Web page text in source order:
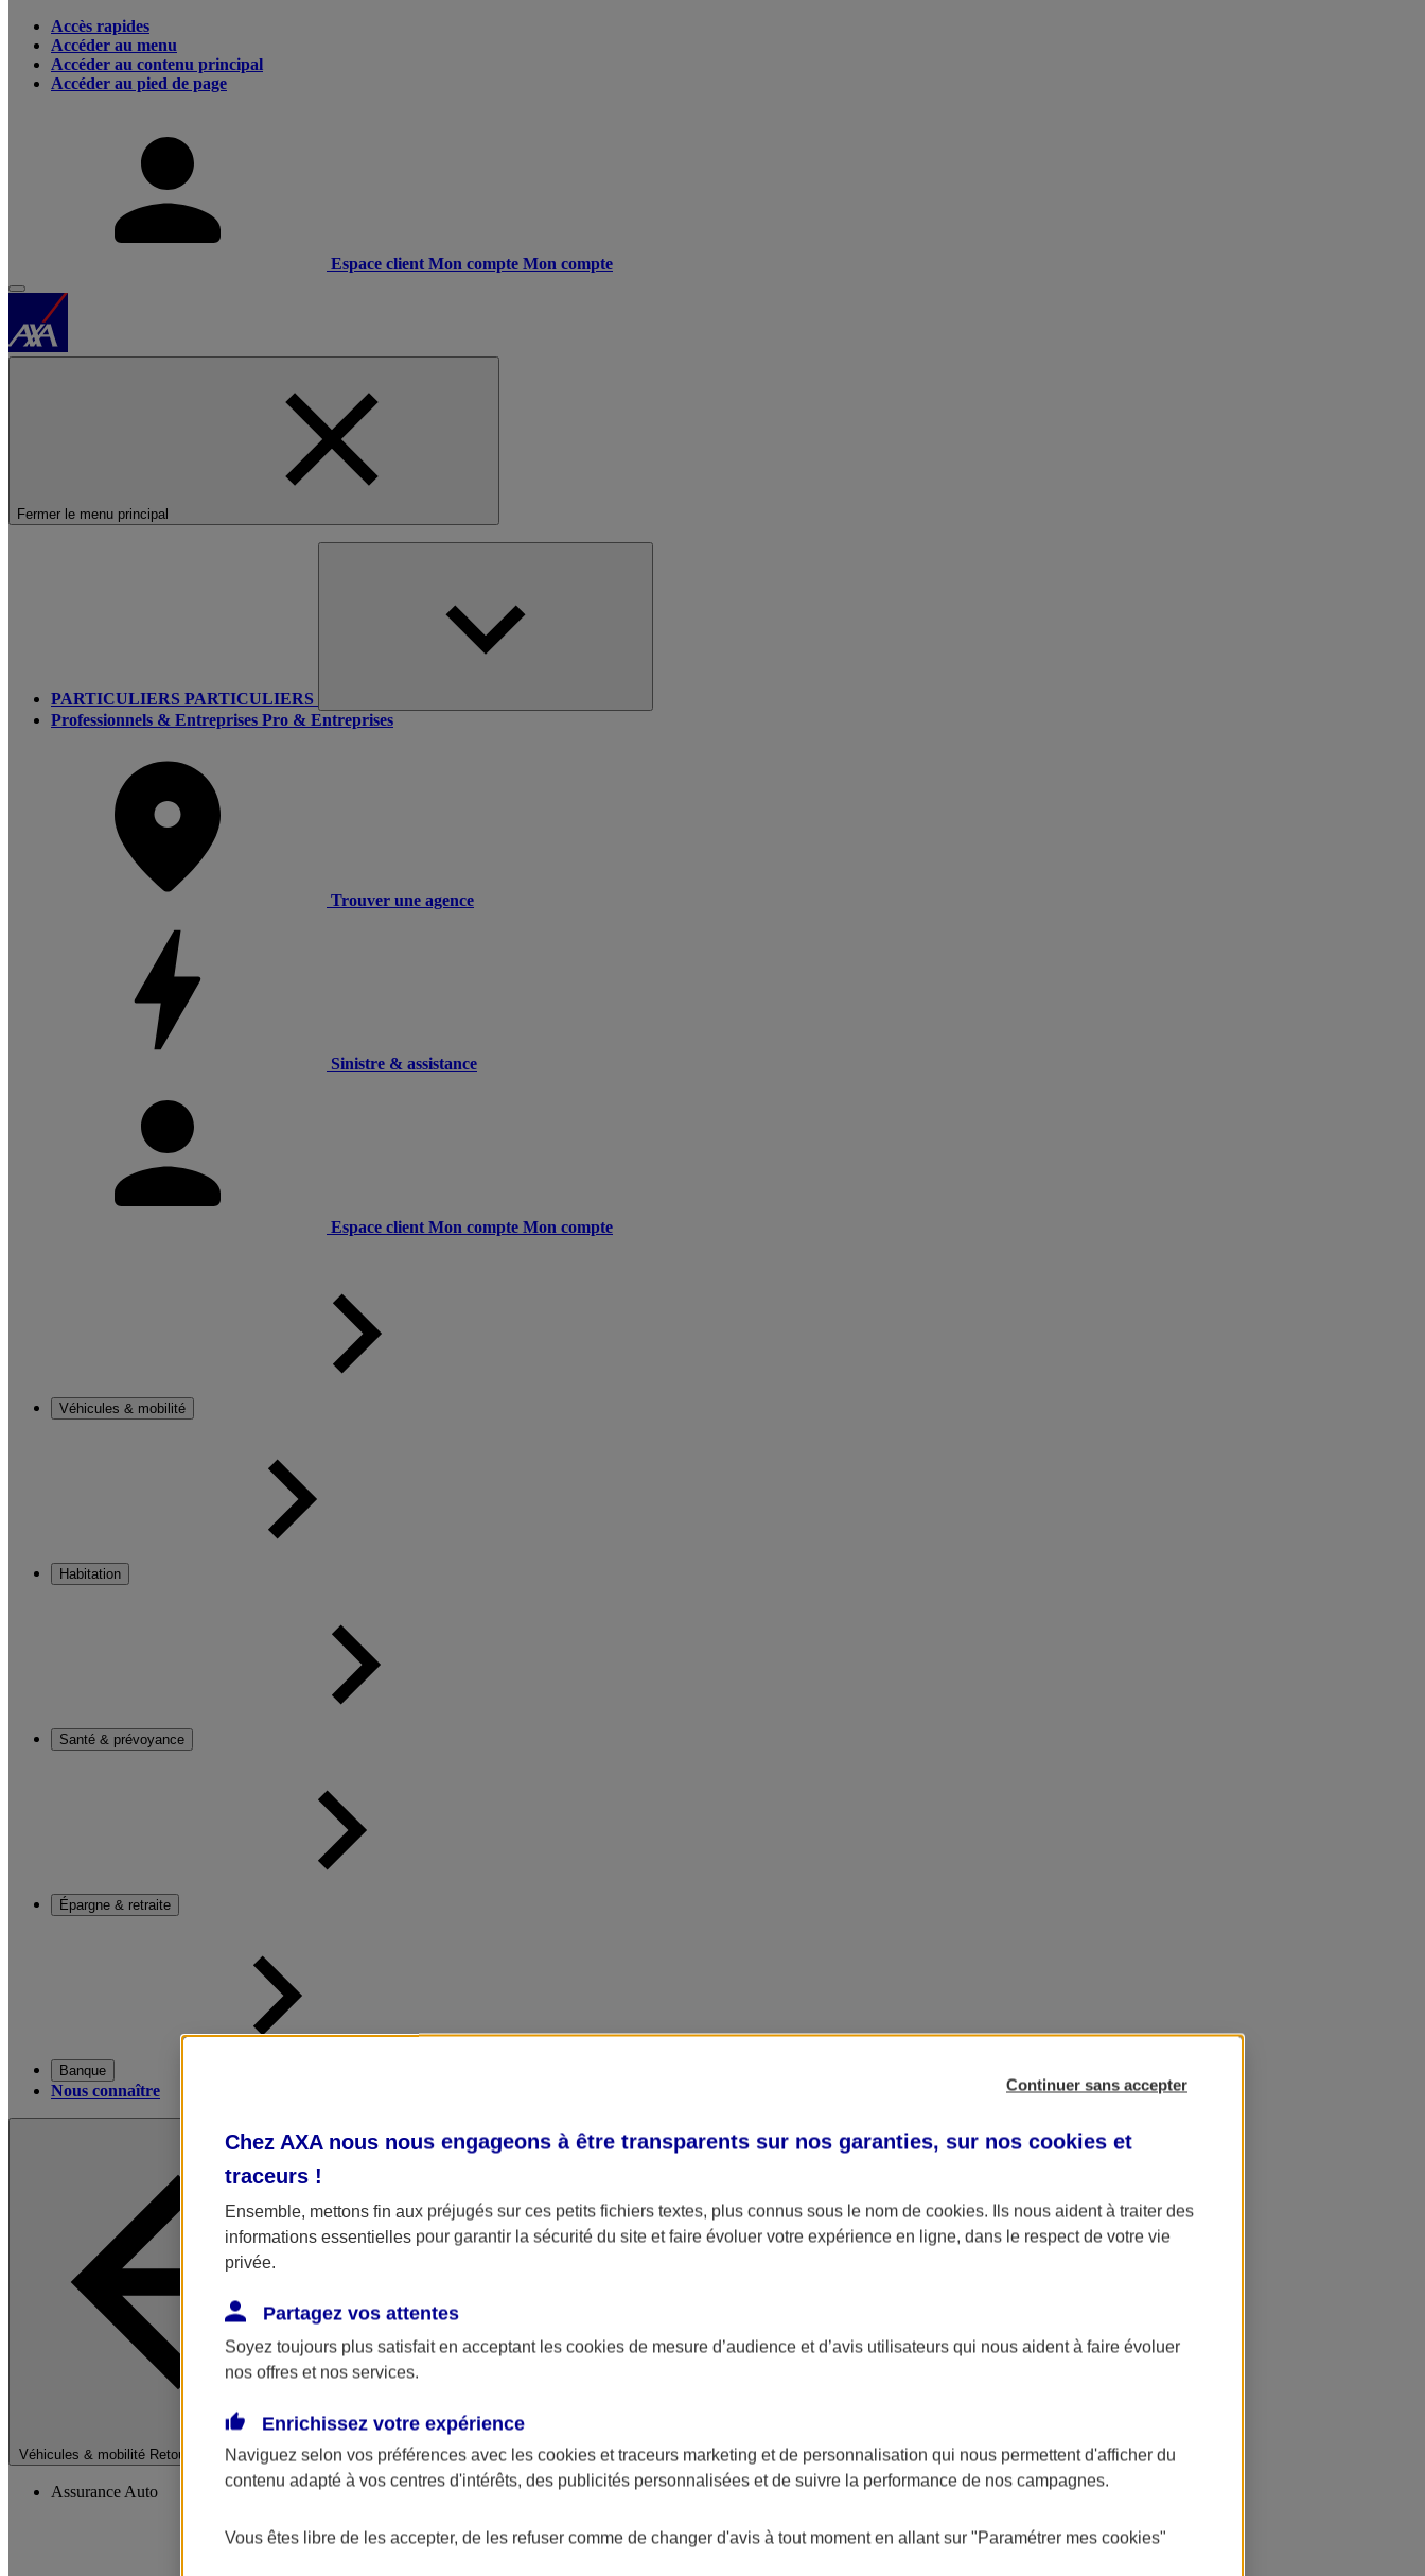
Accès rapides
Accéder au menu
Accéder au contenu principal
Accéder au pied de page
Espace client Mon compte Mon compte
Fermer le menu principal
PARTICULIERS PARTICULIERS
Professionnels & Entreprises Pro & Entreprises
Trouver une agence
Sinistre & assistance
Espace client Mon compte Mon compte
Véhicules & mobilité
Habitation
Santé & prévoyance
Épargne & retraite
Banque
Nous connaître
Véhicules & mobilité Retour à la section précédente
Fermer le menu principal
Assurance Auto
Continuer sans accepter
Chez AXA nous nous engageons à être transparents sur nos garanties, sur nos cookies et
traceurs !
Ensemble, mettons fin aux préjugés sur ces petits fichiers textes, plus connus sous le nom de cookies. Ils nous aident à traiter des
informations essentielles pour garantir la sécurité du site et faire évoluer votre expérience en ligne, dans le respect de votre vie
privée.
Partagez vos attentes
Soyez toujours plus satisfait en acceptant les cookies de mesure d’audience et d’avis utilisateurs qui nous aident à faire évoluer
nos offres et nos services.
Enrichissez votre expérience
Naviguez selon vos préférences avec les cookies et traceurs marketing et de personnalisation qui nous permettent d'afficher du
contenu adapté à vos centres d'intérêts, des publicités personnalisées et de suivre la performance de nos campagnes.
Vous êtes libre de les accepter, de les refuser comme de changer d'avis à tout moment en allant sur "Paramétrer mes cookies"